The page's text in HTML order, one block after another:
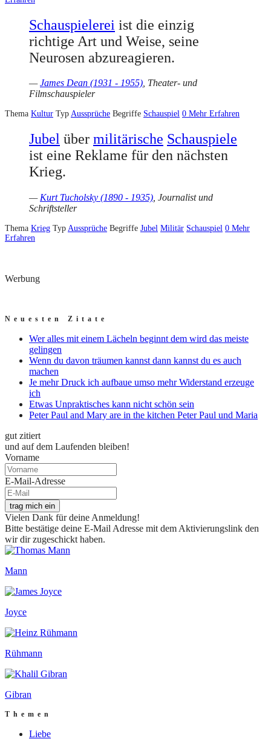
Schauspielerei ist die einzig
richtige Art und Weise, seine
Neurosen abzureagieren.
—James Dean (1931 - 1955), Theater- und
Filmschauspieler
Thema Kultur Typ Aussprüche Begriffe Schauspiel 0 Mehr Erfahren
Jubel über militärische Schauspiele
ist eine Reklame für den nächsten
Krieg.
— Kurt Tucholsky (1890 - 1935) , Journalist und
Schriftsteller
Thema Krieg Typ Aussprüche Begriffe Jubel Militär Schauspiel 0 Mehr
Erfahren
Werbung
Neuesten Zitate
Wer alles mit einem Lächeln beginnt dem wird das meiste
gelingen
Wenn du davon träumen kannst dann kannst du es auch
machen
Je mehr Druck ich aufbaue umso mehr Widerstand erzeuge
ich
Etwas Unpraktisches kann nicht schön sein
Peter Paul and Mary are in the kitchen Peter Paul und Maria
gut zitiert
und auf dem Laufenden bleiben!
Vorname
E-Mail-Adresse
trag mich ein
Vielen Dank für deine Anmeldung!
Bitte bestätige deine E-Mail Adresse mit dem Aktivierungslink den
wir dir zugeschickt haben.
Mann
Joyce
Rühmann
Gibran
Themen
Liebe